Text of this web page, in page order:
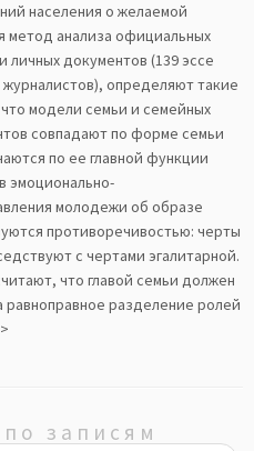
населения о желаемой
метод анализа официальных
документов (139 эссе
определяют такие
модели семьи и семейных
совпадают по форме семьи
по ее главной функции
эмоционально-
молодежи об образе
противоречивостью: черты
с чертами эгалитарной.
что главой семьи должен
разделение ролей
записям